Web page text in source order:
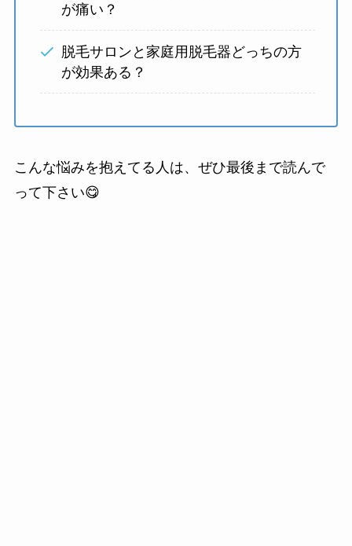
が痛い？
脱毛サロンと家庭用脱毛器どっちの方
が効果ある？
こんな悩みを抱えてる人は、ぜひ最後まで読んで
って下さい😋